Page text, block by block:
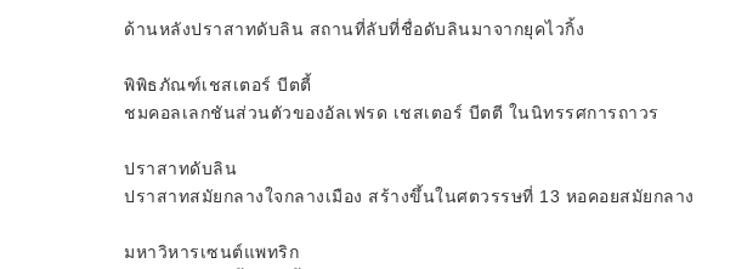
ด้านหลังปราสาทดับลิน สถานที่ลับที่ชื่อดับลินมาจากยุคไวกิ้ง
พิพิธภัณฑ์เชสเตอร์ บีตตี้
ชมคอลเลกชันส่วนตัวของอัลเฟรด เชสเตอร์ บีตตี ในนิทรรศการถาวร
ปราสาทดับลิน
ปราสาทสมัยกลางใจกลางเมือง สร้างขึ้นในศตวรรษที่ 13 หอคอยสมัยกลาง
มหาวิหารเซนต์แพทริก